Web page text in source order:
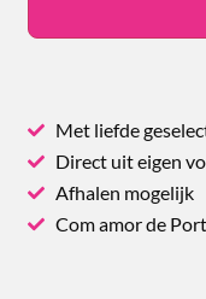
Met liefde
Direct uit eigen
Afhalen mogelijk
Com amor de